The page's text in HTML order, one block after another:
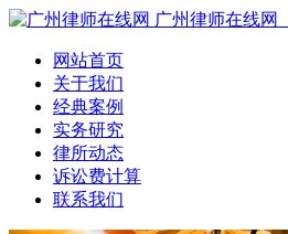
广州律师在线网
网站首页
关于我们
经典案例
实务研究
律所动态
诉讼费计算
联系我们